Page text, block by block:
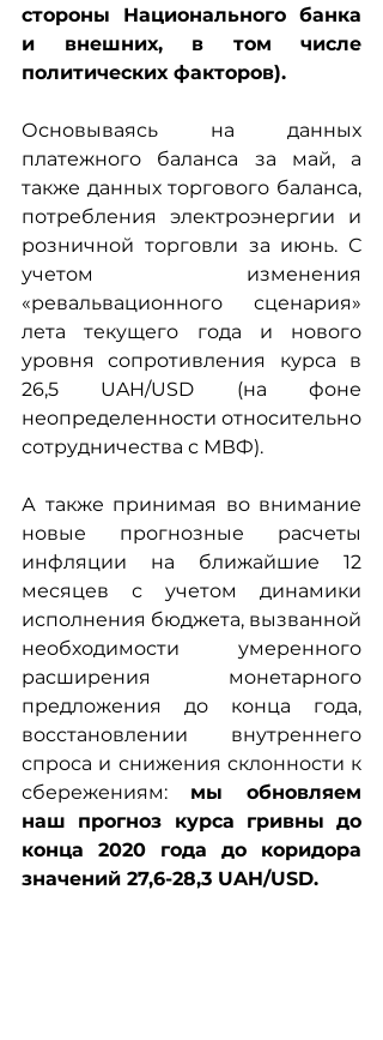
стороны Национального банка
и внешних, в том числе
политических факторов).
Основываясь на данных
платежного баланса за май, а
также данных торгового баланса,
потребления электроэнергии и
розничной торговли за июнь. С
учетом изменения
«ревальвационного сценария»
лета текущего года и нового
уровня сопротивления курса в
26,5 UAH/USD (на фоне
неопределенности относительно
сотрудничества с МВФ).
А также принимая во внимание
новые прогнозные расчеты
инфляции на ближайшие 12
месяцев с учетом динамики
исполнения бюджета, вызванной
необходимости умеренного
расширения монетарного
предложения до конца года,
восстановлении внутреннего
спроса и снижения склонности к
сбережениям: мы обновляем
наш прогноз курса гривны до
конца 2020 года до коридора
значений 27,6-28,3 UAH/USD.